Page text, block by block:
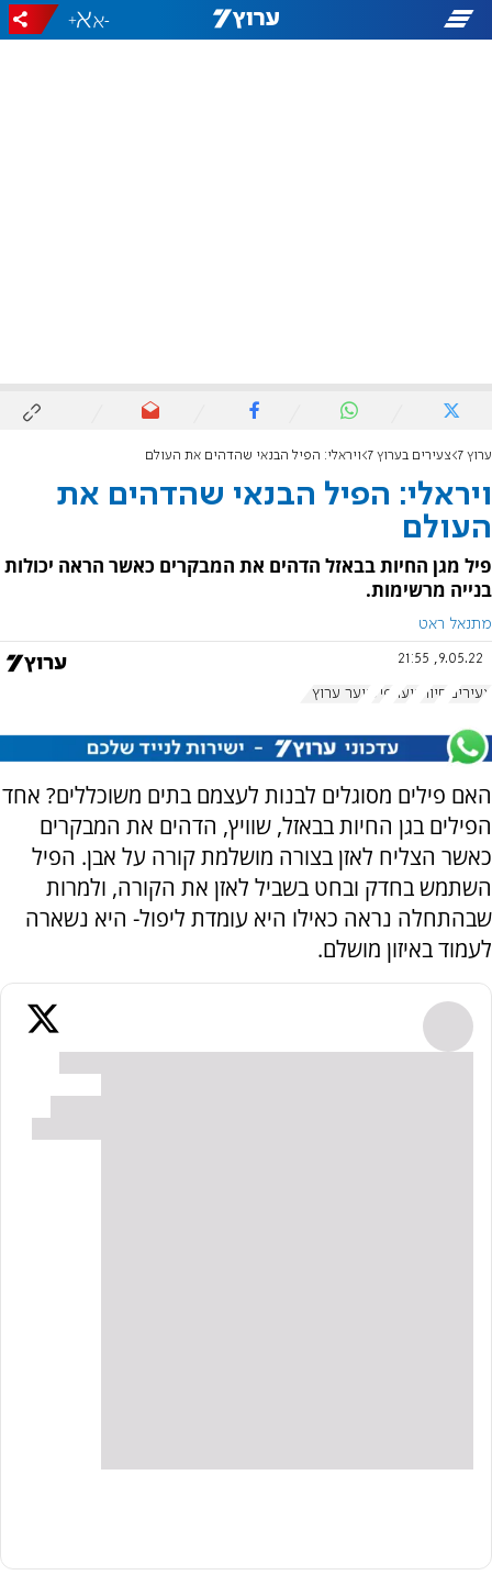
-
+
ערוץ 7 צעירים בערוץ 7 ויראלי: הפיל הבנאי שהדהים את העולם
ויראלי: הפיל הבנאי שהדהים את
העולם
פיל מגן החיות בבאזל הדהים את המבקרים כאשר הראה יכולות
בנייה מרשימות.
מתנאל ראט
9.05.22, 21:55
צעירים חיות נוער פיל נוער ערוץ 7
האם פילים מסוגלים לבנות לעצמם בתים משוכללים? אחד
הפילים בגן החיות בבאזל, שוויץ, הדהים את המבקרים
כאשר הצליח לאזן בצורה מושלמת קורה על אבן. הפיל
השתמש בחדק ובחט בשביל לאזן את הקורה, ולמרות
שבהתחלה נראה כאילו היא עומדת ליפול- היא נשארה
לעמוד באיזון מושלם.